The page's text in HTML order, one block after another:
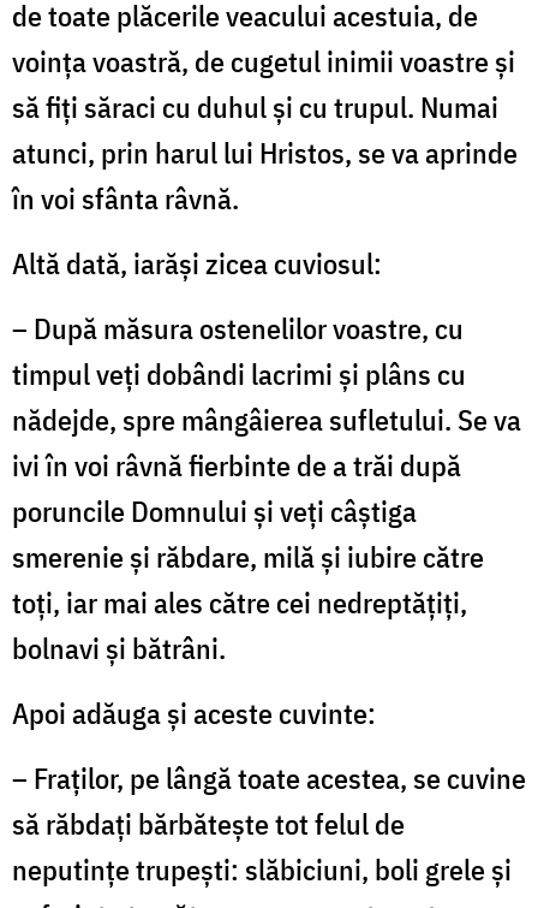
de toate plăcerile veacului acestuia, de
voinţa voastră, de cugetul inimii voastre şi
să fiţi săraci cu duhul şi cu trupul. Numai
atunci, prin harul lui Hristos, se va aprinde
în voi sfânta râvnă.
Altă dată, iarăşi zicea cuviosul:
– După măsura ostenelilor voastre, cu
timpul veţi dobândi lacrimi şi plâns cu
nădejde, spre mângâierea sufletului. Se va
ivi în voi râvnă fierbinte de a trăi după
poruncile Domnului şi veţi câştiga
smerenie şi răbdare, milă şi iubire către
toţi, iar mai ales către cei nedreptăţiţi,
bolnavi şi bătrâni.
Apoi adăuga şi aceste cuvinte:
– Fraţilor, pe lângă toate acestea, se cuvine
să răbdaţi bărbăteşte tot felul de
neputinţe trupeşti: slăbiciuni, boli grele şi